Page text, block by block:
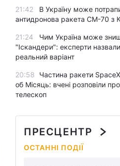
21:42
В Україну може
антидронова ракета CM-70 з
21:24
Чим Україна може
"Іскандери": експерти
реальний варіант
20:58
Частина ракети
об Місяць: вчені розповіли
телескоп
ПРЕСЦЕНТР
ОСТАННІ ПОДІЇ